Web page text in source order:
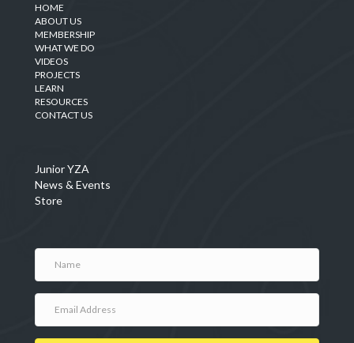
HOME
ABOUT US
MEMBERSHIP
WHAT WE DO
VIDEOS
PROJECTS
LEARN
RESOURCES
CONTACT US
Junior YZA
News & Events
Store